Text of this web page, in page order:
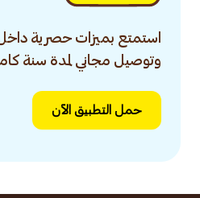
استمتع بميزات حصرية
وتوصيل مجاني لمدة سنة
حمل التطبيق الآن